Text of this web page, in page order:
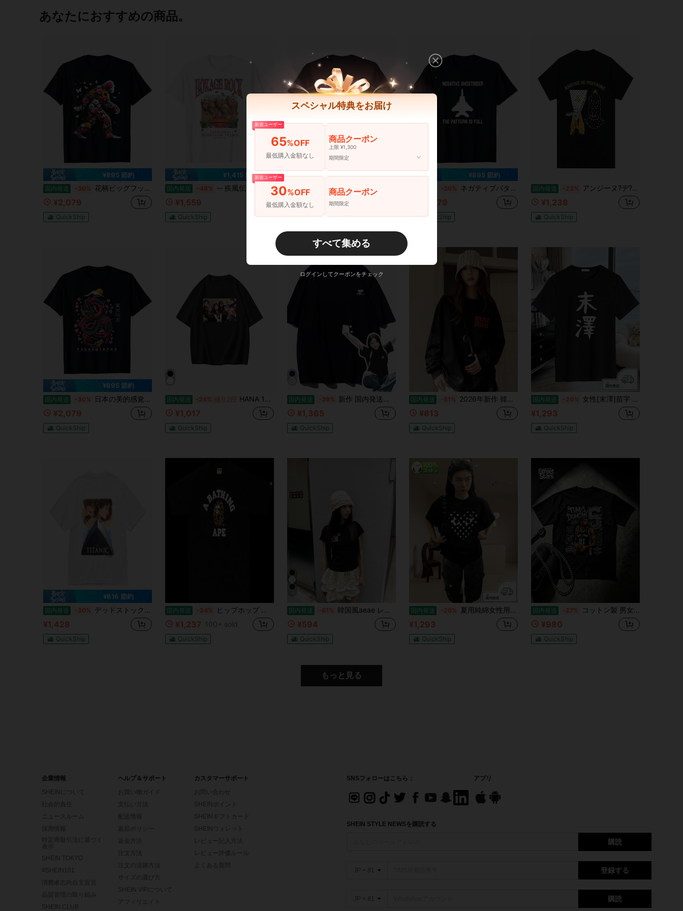
あなたにおすすめの商品。
¥895 節約
国内発送 -30% 花柄ビッグフット - ヴィンテージ風カラフルフラワー サスクワッチ愛好家Tシャツ
¥2,079
QuickShip
¥1,415 節約
国内発送 -48% -- 疾風伝 歴史的火影岩観光アニメTシャツ
¥1,559
QuickShip
¥895 節約
国内発送 -30% ティーンエイジ?ミュータント?ニンジャ?タートルズ シュレッダー TMNT ワールドツアー レトロTシャツ
¥2,079
QuickShip
¥895 節約
-30% ネガティブパターン フルゴーストライダーTシャツ
¥2,079
QuickShip
国内発送 -23% アンジーヌ?デ?ポワルタン Tシャツ ソフトコットン ロックバンド アルバムアート グラフィックプリントTシャツ ストリートウェア レディース メンズ レディース ラウンドネック トップス レディース.jpg
¥1,238
QuickShip
¥895 節約
国内発送 -30% 日本の美的感覚 ドラゴン 東京 日本 マンガ アニメ アジア 80年代 Tシャツ
¥2,079
QuickShip
国内発送 -24% 残り2日 HANA 1st 2026 “Born to Bloom”シャツ 記念デザイン 半袖 メンズ レディース ゆったりhana 推し活グッズファン向け コレクション 応援
¥1,017
QuickShip
国内発送 -39% 新作 国内発送｜甘辛スタイルの黒Tシャツ｜ゆるシルエット×カジュアル感が魅力◎ 綿100%｜プリーツスカートと好バランス◎
¥1,365
QuickShip
国内発送 -51% 2026年新作 韓国風カジュアル 万能 レディース 長袖・半袖Tシャツ レディースTシャツ
¥813
QuickShip
国内発送 -20% 女性[末澤]苗字 名字 名入れ 家族お揃い 女性 面白い 名前 おもしろ 服 ギャグ ネタ ウケ狙いシャツ
¥1,293
QuickShip
¥616 節約
国内発送 -30% デッドストック タグ付きs タイタニック tシャツ ホワイト ムービーのサムネイル
¥1,428
QuickShip
国内発送 -24% ヒップホップ 桜柄プリント 半袖 サメ猿人Tシャツ、クルーネック カートゥーン柄 純綿トップス、ユニセックス ティーンエイジャースタイル (978)
¥1,237 100+ sold
QuickShip
国内発送 -61% 韓国風aeae レディース レギュラーショルダー半袖Tシャツ、夏用クルーネック スリムフィット、アメリカンファッションスタイル、着回し抜群 セクシーカジュアルトップス
¥594
QuickShip
国内発送 -20% 夏用純綿女性用ショートスリーブトップ,韓国風ファッションプリントシャツ.Y2Kスタイルの夏用万能ショートスリーブトップ.女性向け夏服ショートスリーブシャツ.日本国内発送可能で,自由に組み合わせて着用できます.
¥1,293
QuickShip
国内発送 -27% コットン製 男女兼用半袖Tシャツ ブラック系 バスケットボール選手グラフィックプリント スポーティスタイル カジュアル日常着 スポーツファン向けラウンドネック T シャツ オーバーサイズ T シャツ
¥980
QuickShip
もっと見る
企業情報
SHEINについて
ニュースルーム
SHEIN TOKYO
#SHEIN101
消費者志向自主宣言
品質管理の取り組み
SHEIN CLUB
ヘルプ＆サポート
お買い物ガイド
支払い方法
返品ポリシー
サイズの選び方
SHEIN VIPについて
アフィリエイト
カスタマーサポート
お問い合わせ
SHEINポイント
SHEINギフトカード
SHEINウォレット
レビュー記入方法
レビュー評価ルール
よくある質問
SNSフォローはこちら： アプリ
SHEIN STYLE NEWSを購読する
購読
JP + 81 登録する
JP + 81 購読
スペシャル特典をお届け
新規ユーザー
65%OFF
最低購入金額なし
商品クーポン
上限 ¥1,300
期間限定
新規ユーザー
30%OFF
最低購入金額なし
商品クーポン
期間限定
すべて集める
ログインしてクーポンをチェック